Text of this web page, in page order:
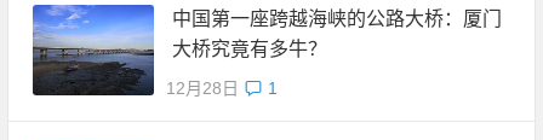
中国第一座跨越海峡的公路大桥：厦门
大桥究竟有多牛？
12月28日 1